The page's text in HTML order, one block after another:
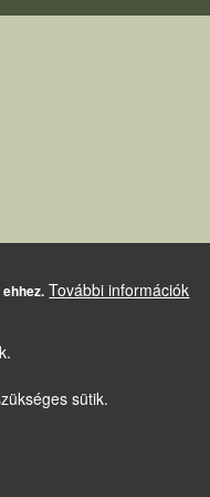
További információk
sütik.